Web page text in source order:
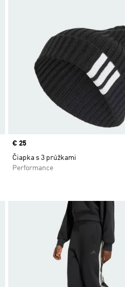
Price
€ 25
Čiapka s 3 prúžkami
Performance
Pridať do zoznamu želaných položiek